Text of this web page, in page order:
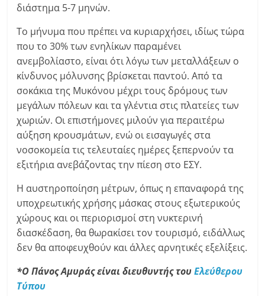
διάστημα 5-7 μηνών.
Το μήνυμα που πρέπει να κυριαρχήσει, ιδίως τώρα
που το 30% των ενηλίκων παραμένει
ανεμβολίαστο, είναι ότι λόγω των μεταλλάξεων ο
κίνδυνος μόλυνσης βρίσκεται παντού. Από τα
σοκάκια της Μυκόνου μέχρι τους δρόμους των
μεγάλων πόλεων και τα γλέντια στις πλατείες των
χωριών. Οι επιστήμονες μιλούν για περαιτέρω
αύξηση κρουσμάτων, ενώ οι εισαγωγές στα
νοσοκομεία τις τελευταίες ημέρες ξεπερνούν τα
εξιτήρια ανεβάζοντας την πίεση στο ΕΣΥ.
Η αυστηροποίηση μέτρων, όπως η επαναφορά της
υποχρεωτικής χρήσης μάσκας στους εξωτερικούς
χώρους και οι περιορισμοί στη νυκτερινή
διασκέδαση, θα θωρακίσει τον τουρισμό, ειδάλλως
δεν θα αποφευχθούν και άλλες αρνητικές εξελίξεις.
*Ο Πάνος Αμυράς είναι διευθυντής τουΕλεύθερου
Τύπου